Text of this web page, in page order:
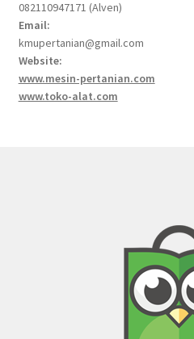
082110947171 (Alven)
Email:
kmupertanian@gmail.com
Website:
www.mesin-pertanian.com
www.toko-alat.com